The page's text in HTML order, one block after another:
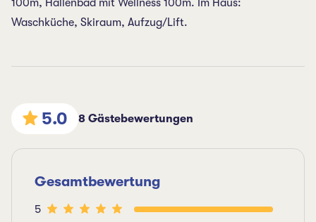
100m, Hallenbad mit Wellness 100m. Im Haus:
Waschküche, Skiraum, Aufzug/Lift.
5.0 8 Gästebewertungen
Gesamtbewertung
5